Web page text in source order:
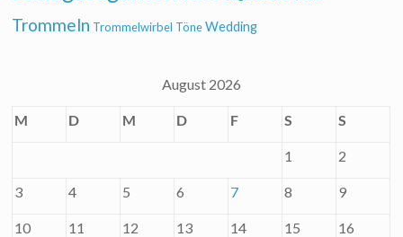
Trommeln Trommelwirbel Töne Wedding
August 2026
M D M D F S S
1 2
3 4 5 6 7 8 9
10 11 12 13 14 15 16